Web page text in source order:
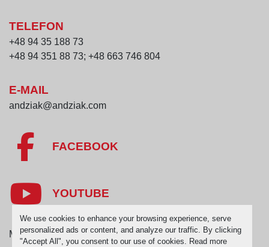
We use cookies to enhance your browsing experience, serve
personalized ads or content, and analyze our traffic. By clicking
"Accept All", you consent to our use of cookies. Read more
TELEFON
+48 94 35 188 73
+48 94 351 88 73; +48 663 746 804
E-MAIL
andziak@andziak.com
FACEBOOK
YOUTUBE
Manage Cookies